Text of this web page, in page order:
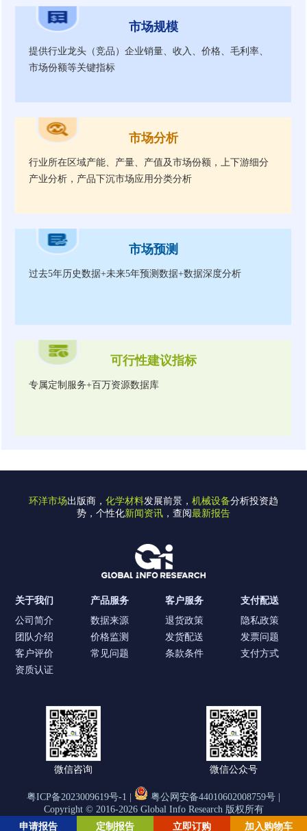
市场规模
提供行业龙头（竞品）企业销量、收入、价格、毛利率、
市场份额等关键指标
市场分析
行业所在区域产能、产量、产值及市场份额，上下游细分
产业分析，产品下沉市场应用分类分析
市场预测
过去5年历史数据+未来5年预测数据+数据深度分析
可行性建议指标
专属定制服务+百万资源数据库
申请报告 定制报告 立即订购 加入购物车
环洋市场出版商， 化学材料发展前景， 机械设备分析投资趋
势，个性化新闻资讯 ，查阅最新报告
关于我们
公司简介
团队介绍
客户评价
资质认证
产品服务
数据来源
价格监测
常见问题
客户服务
退货政策
发货配送
条款条件
支付配送
隐私政策
发票问题
支付方式
微信咨询 微信公众号
粤ICP备2023009619号-1 |
粤公网安备44010602008759号 |
Copyright © 2016-2026 Global Info Research 版权所有